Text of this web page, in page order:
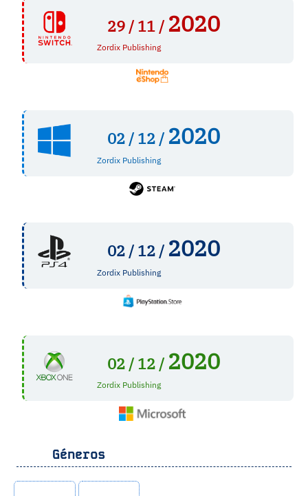
29 / 11 / 2020
Zordix Publishing
02 / 12 / 2020
Zordix Publishing
02 / 12 / 2020
Zordix Publishing
02 / 12 / 2020
Zordix Publishing
Géneros